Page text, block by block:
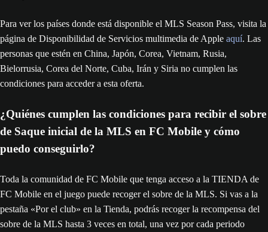
Para ver los países donde está disponible el MLS Season Pass, visita la
página de Disponibilidad de Servicios multimedia de Apple aquí. Las
personas que estén en China, Japón, Corea, Vietnam, Rusia,
Bielorrusia, Corea del Norte, Cuba, Irán y Siria no cumplen las
condiciones para acceder a esta oferta.
¿Quiénes cumplen las condiciones para recibir el sobre
de Saque inicial de la MLS en FC Mobile y cómo
puedo conseguirlo?
Toda la comunidad de FC Mobile que tenga acceso a la TIENDA de
FC Mobile en el juego puede recoger el sobre de la MLS. Si vas a la
pestaña «Por el club» en la Tienda, podrás recoger la recompensa del
sobre de la MLS hasta 3 veces en total, una vez por cada periodo